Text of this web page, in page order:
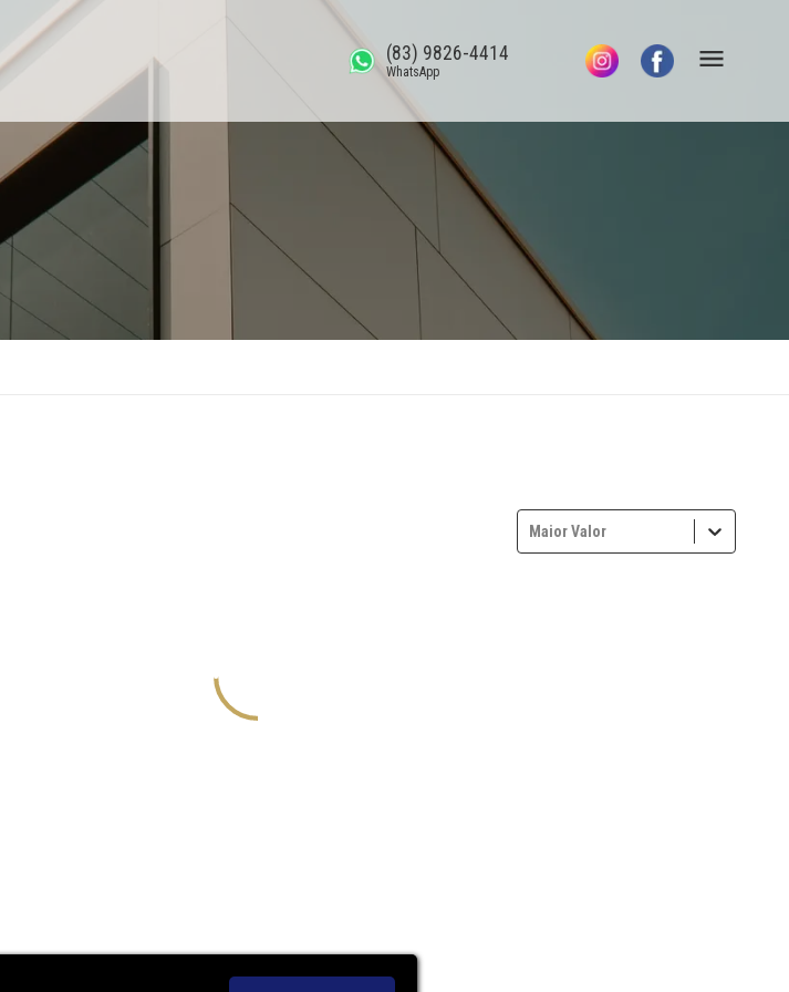
(83) 9826-4414
WhatsApp
Maior Valor